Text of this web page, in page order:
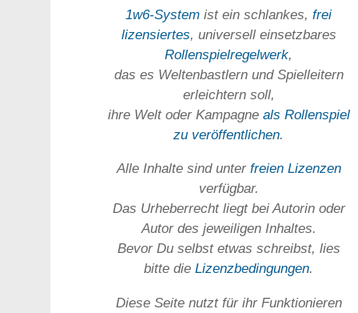
1w6-System ist ein schlankes,frei
lizensiertes, universell einsetz­bares
Rollen­spielregel­werk,
das es Welten­bastlern und Spiel­leitern
erleichtern soll,
ihre Welt oder Kam­pagne als Rollenspiel
zu ver­öffent­lichen.
Alle Inhalte sind unter freien Lizenzen
verfügbar.
Das Urheber­recht liegt bei Autorin oder
Autor des jeweiligen In­haltes.
Bevor Du selbst etwas schreibst, lies
bitte dieLizenz­bedingungen.
Diese Seite nutzt für ihr Funktionieren